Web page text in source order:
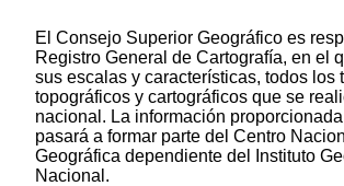
El Consejo Superior Geográfico es
Registro General de Cartografía, en el
sus escalas y características, todos los
topográficos y cartográficos que se
nacional. La información
pasará a formar parte del Centro
Geográfica dependiente del Instituto
Nacional.